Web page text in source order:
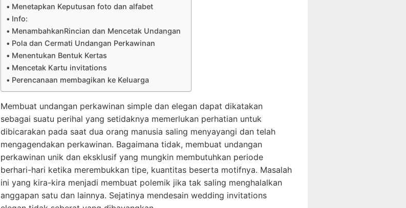
Menetapkan Keputusan foto dan alfabet
Info:
MenambahkanRincian dan Mencetak Undangan
Pola dan Cermati Undangan Perkawinan
Menentukan Bentuk Kertas
Mencetak Kartu invitations
Perencanaan membagikan ke Keluarga
Membuat undangan perkawinan simple dan elegan dapat dikatakan
sebagai suatu perihal yang setidaknya memerlukan perhatian untuk
dibicarakan pada saat dua orang manusia saling menyayangi dan telah
mengagendakan perkawinan. Bagaimana tidak, membuat undangan
perkawinan unik dan eksklusif yang mungkin membutuhkan periode
berhari-hari ketika merembukkan tipe, kuantitas beserta motifnya. Masalah
ini yang kira-kira menjadi membuat polemik jika tak saling menghalalkan
anggapan satu dan lainnya. Sejatinya mendesain wedding invitations